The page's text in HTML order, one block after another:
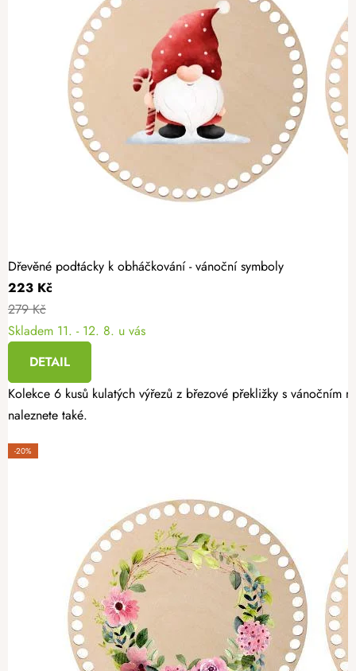
Dřevěné podtácky k obháčkování - vánoční symboly
223 Kč
279 Kč
Skladem 11. - 12. 8. u vás
DETAIL
Kolekce 6 kusů kulatých výřezů z březové překližky s
naleznete také.
-20%